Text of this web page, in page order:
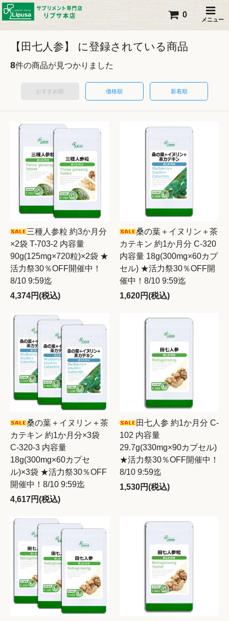
メニュー
0
【田七人参】 に登録されている商品
8件の商品が見つかりました
おすすめ順 価格順 新着順
三種人参粒 約3か月分
×2袋 T-703-2 内容量
90g(125mg×720粒)×2袋 ★
活力祭30％OFF開催中！
8/10 9:59迄
4,374円(税込)
桑の葉＋イヌリン＋茶
カテキン 約1か月分 C-320
内容量 18g(300mg×60カプ
セル) ★活力祭30％OFF開
催中！8/10 9:59迄
1,620円(税込)
桑の葉＋イヌリン＋茶
カテキン 約1か月分×3袋
C-320-3 内容量
18g(300mg×60カプセ
ル)×3袋 ★活力祭30％OFF
開催中！8/10 9:59迄
4,617円(税込)
田七人参 約1か月分 C-
102 内容量
29.7g(330mg×90カプセル)
★活力祭30％OFF開催中！
8/10 9:59迄
1,530円(税込)